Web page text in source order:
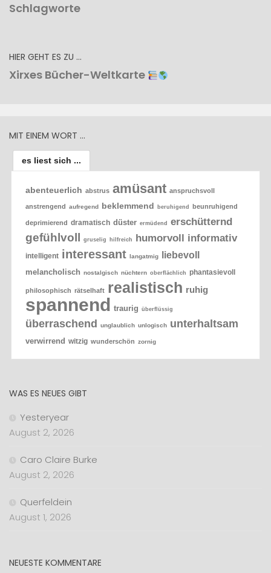
Schlagworte
HIER GEHT ES ZU …
Xirxes Bücher-Weltkarte
MIT EINEM WORT …
es liest sich ...
abenteuerlich abstrus amüsant anspruchsvoll
anstrengend aufregend beklemmend beruhigend beunruhigend
deprimierend dramatisch düster ermüdend erschütternd
gefühlvoll gruselig hilfreich humorvoll informativ
intelligent interessant langatmig liebevoll
melancholisch nostalgisch nüchtern oberflächlich phantasievoll
philosophisch rätselhaft realistisch ruhig
spannend traurig überflüssig
überraschend unglaublich unlogisch unterhaltsam
verwirrend witzig wunderschön zornig
WAS ES NEUES GIBT
Yesteryear
August 2, 2026
Caro Claire Burke
August 2, 2026
Querfeldein
August 1, 2026
NEUESTE KOMMENTARE